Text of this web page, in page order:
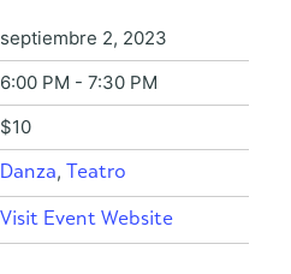
septiembre 2, 2023
6:00 PM - 7:30 PM
$10
Danza, Teatro
Visit Event Website